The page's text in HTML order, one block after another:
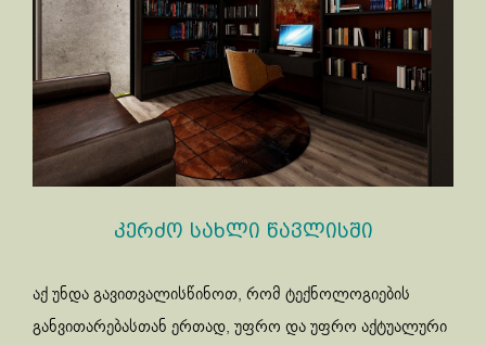
კერძო სახლი წავლისში
აქ უნდა გავითვალისწინოთ, რომ ტექნოლოგიების
განვითარებასთან ერთად, უფრო და უფრო აქტუალური